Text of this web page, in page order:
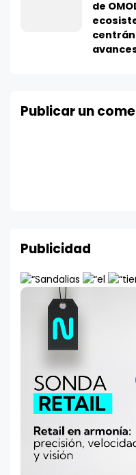
de
Publicar un
Publicidad